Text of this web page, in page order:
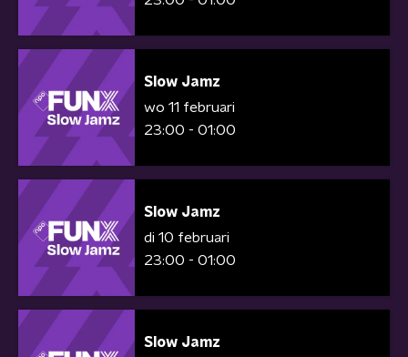
Slow Jamz
wo 11 februari
23:00 - 01:00
Slow Jamz
di 10 februari
23:00 - 01:00
Slow Jamz